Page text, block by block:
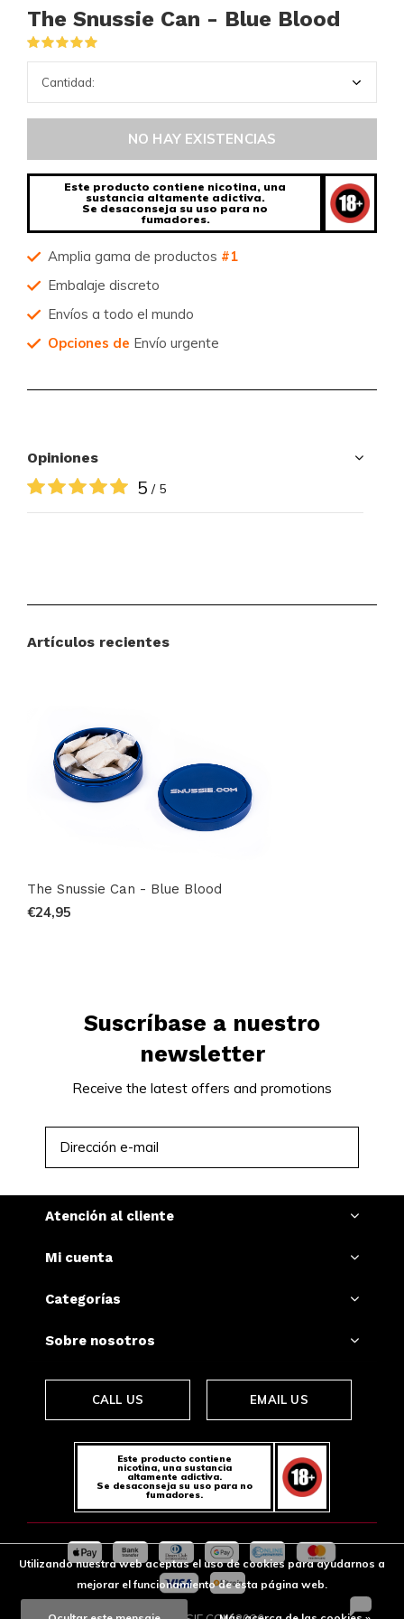
The Snussie Can - Blue Blood
NO HAY EXISTENCIAS
Este producto contiene nicotina, una
sustancia altamente adictiva.
Se desaconseja su uso para no
fumadores.
Amplia gama de productos #1
Embalaje discreto
Envíos a todo el mundo
Opciones de Envío urgente
Opiniones
5 / 5
Artículos recientes
The Snussie Can - Blue Blood
€24,95
Suscríbase a nuestro
newsletter
Receive the latest offers and promotions
Atención al cliente
Mi cuenta
Categorías
Sobre nosotros
CALL US EMAIL US
Este producto contiene
nicotina, una sustancia
altamente adictiva.
Se desaconseja su uso para no
fumadores.
Utilizando nuestra web aceptas el uso de cookies para ayudarnos a
mejorar el funcionamiento de esta página web.